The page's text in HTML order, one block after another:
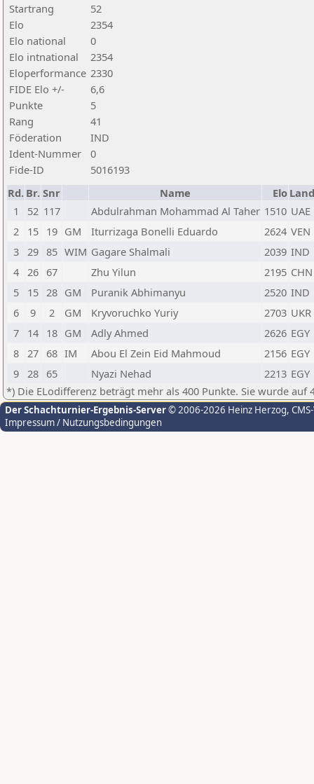
Startrang
52
Elo
2354
Elo national
0
Elo intnational
2354
Eloperformance 2330
FIDE Elo +/-
6,6
Punkte
5
Rang
41
Föderation
IND
Ident-Nummer
0
Fide-ID
5016193
Rd. Br. Snr Name Elo Land
1
52 117 Abdulrahman Mohammad Al Taher 1510 UAE
2
15 19 GM Iturrizaga Bonelli Eduardo 2624 VEN
3
29 85 WIM Gagare Shalmali 2039 IND
4
26 67 Zhu Yilun 2195 CHN
5
15 28 GM Puranik Abhimanyu 2520 IND
6
9 2 GM Kryvoruchko Yuriy 2703 UKR
7
14 18 GM Adly Ahmed 2626 EGY
8
27 68 IM Abou El Zein Eid Mahmoud 2156 EGY
9
28 65 Nyazi Nehad 2213 EGY
*) Die ELodifferenz beträgt mehr als 400 Punkte. Sie wurde auf
Der Schachturnier-Ergebnis-Server© 2006-2026 Heinz Herzog,
Impressum / Nutzungsbedingungen